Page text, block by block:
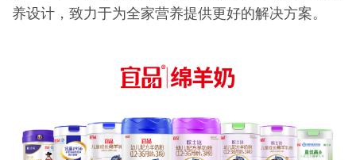
养设计，致力于为全家营养提供更好的解决方案。